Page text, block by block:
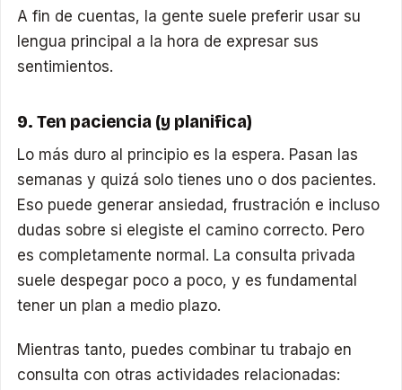
A fin de cuentas, la gente suele preferir usar su
lengua principal a la hora de expresar sus
sentimientos.
9. Ten paciencia (y planifica)
Lo más duro al principio es la espera. Pasan las
semanas y quizá solo tienes uno o dos pacientes.
Eso puede generar ansiedad, frustración e incluso
dudas sobre si elegiste el camino correcto. Pero
es completamente normal. La consulta privada
suele despegar poco a poco, y es fundamental
tener un plan a medio plazo.
Mientras tanto, puedes combinar tu trabajo en
consulta con otras actividades relacionadas: